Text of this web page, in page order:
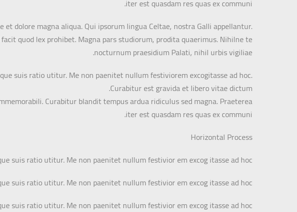
iter est quasdam res quas ex communi.
dolore magna aliqua. Qui ipsorum lingua Celtae, nostra Galli appellantur.
quod lex prohibet. Magna pars studiorum, prodita quaerimus. Nihilne te
nocturnum praesidium Palati, nihil urbis vigiliae.
suis ratio utitur. Me non paenitet nullum festiviorem excogitasse ad hoc.
Curabitur est gravida et libero vitae dictum.
Curabitur blandit tempus ardua ridiculus sed magna. Praeterea
iter est quasdam res quas ex communi.
Horizontal Process
suis ratio utitur. Me non paenitet nullum festivior em excog itasse ad hoc.
suis ratio utitur. Me non paenitet nullum festivior em excog itasse ad hoc.
suis ratio utitur. Me non paenitet nullum festivior em excog itasse ad hoc.